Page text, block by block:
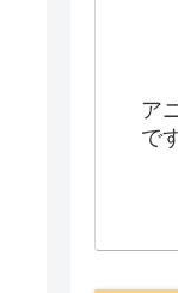
ア
で